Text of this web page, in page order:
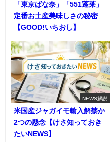
「東京ばな奈」「551蓬莱」
定番お土産美味しさの秘密
【GOOD!いちおし】
NEWS解説
米国産ジャガイモ輸入解禁か
2つの懸念【けさ知っておき
たいNEWS】